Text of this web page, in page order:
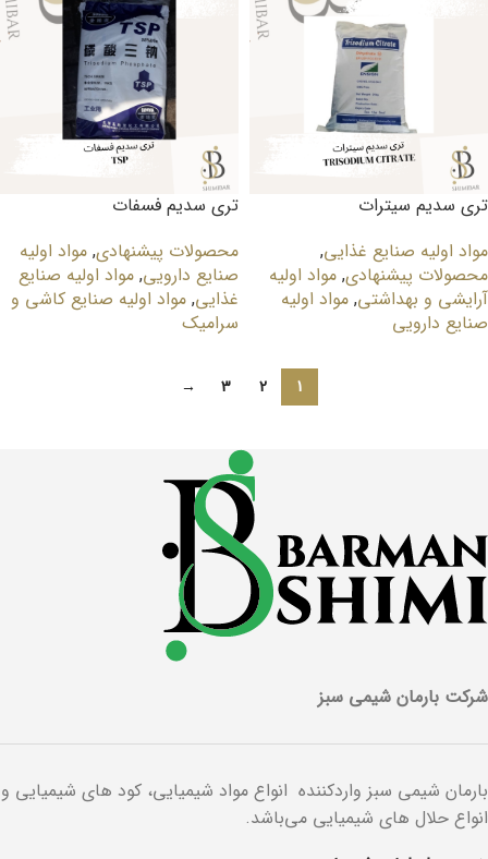
تری سدیم سیترات
مواد اولیه صنایع غذایی,
محصولات پیشنهادی, مواد اولیه
آرایشی و بهداشتی, مواد اولیه
صنایع دارویی
تری سدیم فسفات
محصولات پیشنهادی, مواد اولیه
صنایع دارویی, مواد اولیه صنایع
غذایی, مواد اولیه صنایع کاشی و
سرامیک
1
2
3
→
شرکت بارمان شیمی سبز
بارمان شیمی سبز واردکننده انواع مواد شیمیایی، کود های شیمیایی و
انواع حلال های شیمیایی می‌باشد.